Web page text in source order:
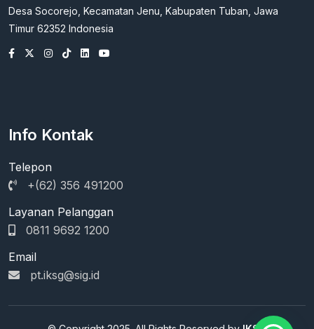
Desa Socorejo, Kecamatan Jenu, Kabupaten Tuban, Jawa
Timur 62352 Indonesia
Info Kontak
Telepon
+(62) 356 491200
Layanan Pelanggan
0811 9692 1200
Email
pt.iksg@sig.id